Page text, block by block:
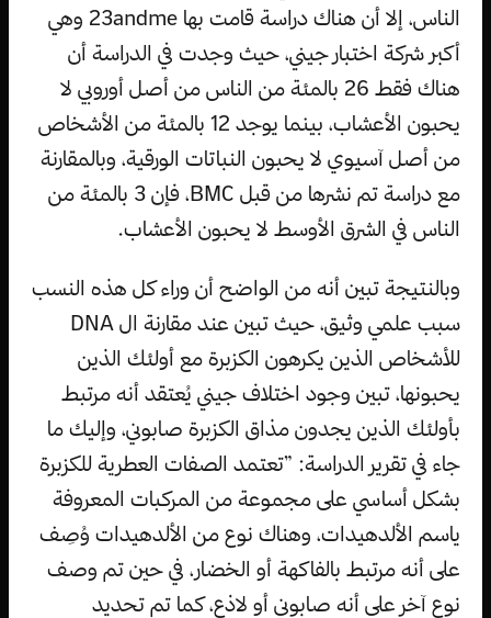
الناس، إلا أن هناك دراسة قامت بها 23andme وهي
أكبر شركة اختبار جيني، حيث وجدت في الدراسة أن
هناك فقط 26 بالمئة من الناس من أصل أوروبي لا
يحبون الأعشاب، بينما يوجد 12 بالمئة من الأشخاص
من أصل آسيوي لا يحبون النباتات الورقية، وبالمقارنة
مع دراسة تم نشرها من قبل BMC، فإن 3 بالمئة من
الناس في الشرق الأوسط لا يحبون الأعشاب.
وبالنتيجة تبين أنه من الواضح أن وراء كل هذه النسب
سبب علمي وثيق، حيث تبين عند مقارنة ال DNA
للأشخاص الذين يكرهون الكزبرة مع أولئك الذين
يحبونها، تبين وجود اختلاف جيني يُعتقد أنه مرتبط
بأولئك الذين يجدون مذاق الكزبرة صابوني، وإليك ما
جاء في تقرير الدراسة: ”تعتمد الصفات العطرية للكزبرة
بشكل أساسي على مجموعة من المركبات المعروفة
ياسم الألدهيدات، وهناك نوع من الألدهيدات وُصِف
على أنه مرتبط بالفاكهة أو الخضار، في حين تم وصف
نوع آخر على أنه صابوني أو لاذع، كما تم تحديد